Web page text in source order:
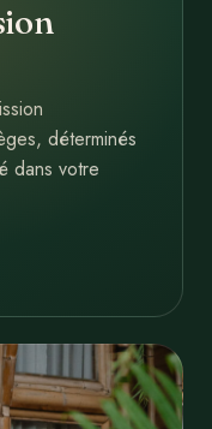
déterminés
dans votre